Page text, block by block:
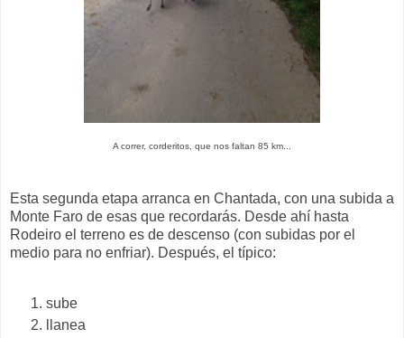
A correr, corderitos, que nos faltan 85 km...
Esta segunda etapa arranca en Chantada, con una subida a
Monte Faro de esas que recordarás. Desde ahí hasta
Rodeiro el terreno es de descenso (con subidas por el
medio para no enfriar). Después, el típico:
sube
llanea